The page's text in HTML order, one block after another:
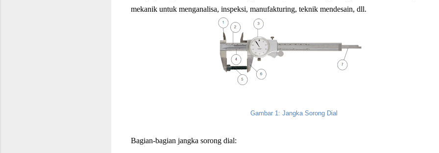
mekanik untuk menganalisa, inspeksi, manufakturing, teknik mendesain, dll.
Gambar 1: Jangka Sorong Dial
Bagian-bagian jangka sorong dial: